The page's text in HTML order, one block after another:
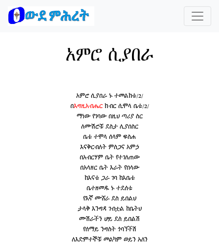
አምሮ ሲያበራ
አምሮ ሲያበራ ኑ ተመልከቱ/2/
በእግዚአብሔርክብር ሲሞላ ቤቱ/2/
ማነው የገባው በዚህ ጣሪያ ስር
ለሙሽሮቹ ደስታ ሊያበስር
ቤቱ ተሞላ ሰላም ፍስሐ
እናቅርብለት ምስጋና አምኃ
በአብርሃም ቤት የተገለጠው
በአላዘር ቤት እራት የበላው
ከእናቱ ጋራ ገባ ከእቤቱ
ቤተዘመዱ ኑ ተደሰቱ
የእኛ ሙሸራ ደስ ይበልህ
ታላቅ እንግዳ ገብቷል ከቤትህ
ሙሽራችን ሆይ ደስ ይበልሽ
የሰማይ ንግስት ጎባኘችሽ
ለእድምተኞቹ መልካም ወይን አለን